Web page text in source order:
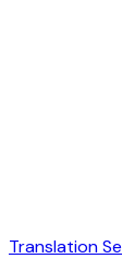
Translation